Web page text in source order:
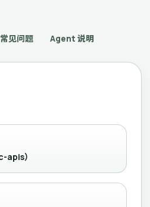
常见问题 Agent 说明
apis）